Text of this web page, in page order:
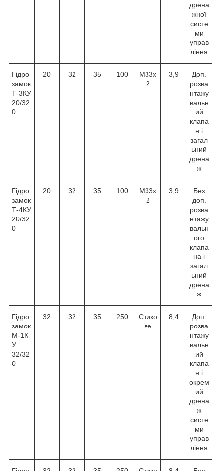
дрена
жної
систе
ми
управ
ління
Гідро
замок
Т-3КУ
20/32
0
20 32 35 100
М33х
2
3,9
Доп.
розва
нтажу
вальн
ий
клапа
н і
загал
ьний
дрена
ж
Гідро
замок
Т-4КУ
20/32
0
20 32 35 100
М33х
2
3,9
Без
доп.
розва
нтажу
вальн
ого
клапа
на і
загал
ьний
дрена
ж
Гідро
замок
М-1К
У
32/32
0
32 32 35 250
Стико
ве
8,4
Доп.
розва
нтажу
вальн
ий
клапа
н і
окрем
ий
дрена
ж
систе
ми
управ
ління